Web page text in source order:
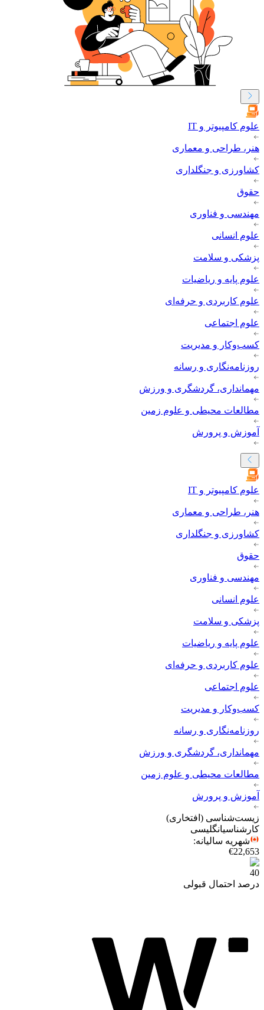
علوم کامپیوتر و IT
هنر، طراحی و معماری
کشاورزی و جنگلداری
حقوق
مهندسی و فناوری
علوم انسانی
پزشکی و سلامت
علوم پایه و ریاضیات
علوم کاربردی و حرفه‌ای
علوم اجتماعی
کسب‌وکار و مدیریت
روزنامه‌نگاری و رسانه
مهمانداری، گردشگری و ورزش
مطالعات محیطی و علوم زمین
آموزش و پرورش
علوم کامپیوتر و IT
هنر، طراحی و معماری
کشاورزی و جنگلداری
حقوق
مهندسی و فناوری
علوم انسانی
پزشکی و سلامت
علوم پایه و ریاضیات
علوم کاربردی و حرفه‌ای
علوم اجتماعی
کسب‌وکار و مدیریت
روزنامه‌نگاری و رسانه
مهمانداری، گردشگری و ورزش
مطالعات محیطی و علوم زمین
آموزش و پرورش
زیست‌شناسی (افتخاری)
کارشناسیانگلیسی
شهریه سالیانه:
€22,653
40
درصد احتمال قبولی